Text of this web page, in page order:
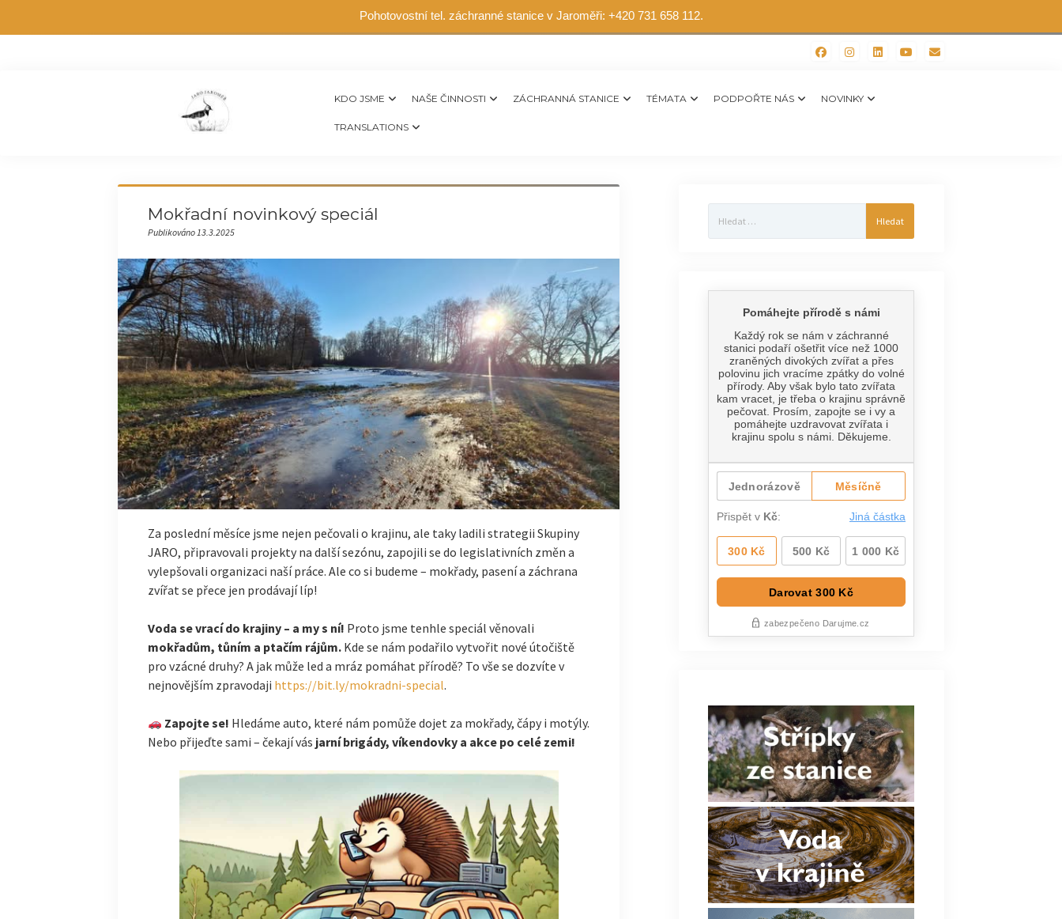
Pohotovostní tel. záchranné stanice v Jaroměři: +420 731 658 112.
KDO JSME NAŠE ČINNOSTI ZÁCHRANNÁ STANICE TÉMATA PODPOŘTE NÁS NOVINKY
TRANSLATIONS
Mokřadní novinkový speciál
Publikováno 13.3.2025
Za poslední měsíce jsme nejen pečovali o krajinu, ale taky ladili strategii Skupiny
JARO, připravovali projekty na další sezónu, zapojili se do legislativních změn a
vylepšovali organizaci naší práce. Ale co si budeme – mokřady, pasení a záchrana
zvířat se přece jen prodávají líp!
Voda se vrací do krajiny – a my s ní! Proto jsme tenhle speciál věnovali
mokřadům, tůním a ptačím rájům.Kde se nám podařilo vytvořit nové útočiště
pro vzácné druhy? A jak může led a mráz pomáhat přírodě? To vše se dozvíte v
nejnovějším zpravodaji https://bit.ly/mokradni-special.
Zapojte se! Hledáme auto, které nám pomůže dojet za mokřady, čápy i motýly.
Nebo přijeďte sami – čekají vás jarní brigády, víkendovky a akce po celé zemi!